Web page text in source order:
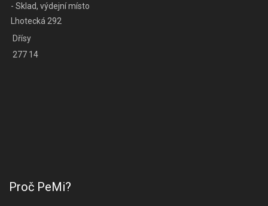
- Sklad, výdejní místo
Lhotecká 292
Dřísy
277 14
Proč PeMi?